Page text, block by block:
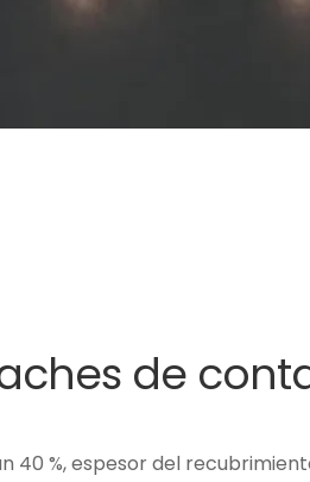
de
%, espesor del